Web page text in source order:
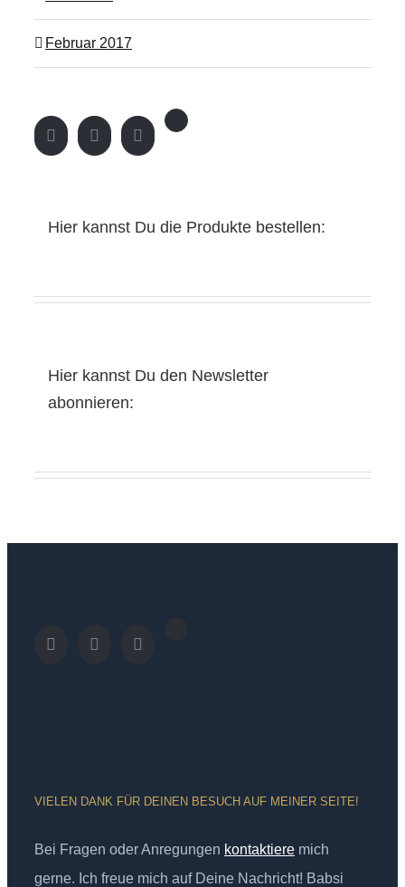
Februar 2017
Hier kannst Du die Produkte bestellen:
Hier kannst Du den Newsletter
abonnieren:
VIELEN DANK FÜR DEINEN BESUCH AUF MEINER SEITE!
Bei Fragen oder Anregungen kontaktiere mich
gerne. Ich freue mich auf Deine Nachricht! Babsi